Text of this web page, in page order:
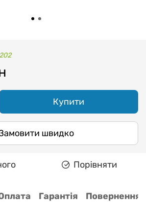
Купити
швидко
Порівняти
Гарантія Повернення